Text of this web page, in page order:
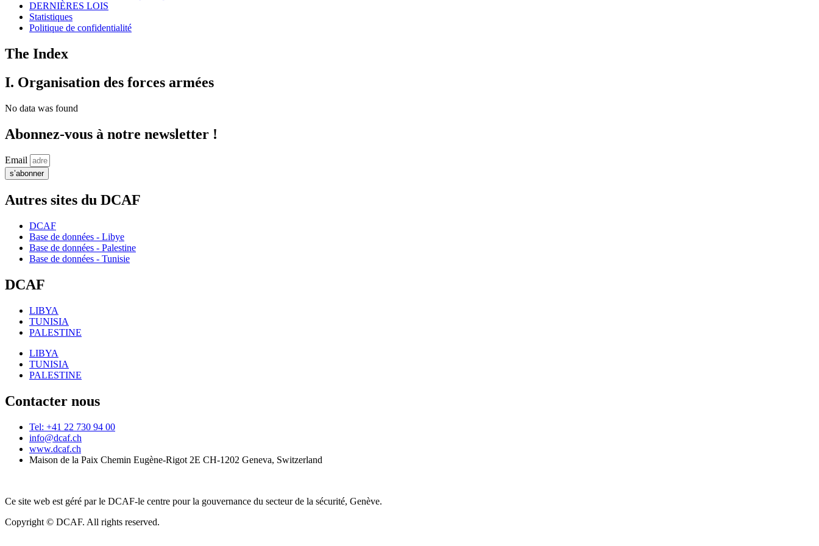
DERNIÈRES LOIS
Statistiques
Politique de confidentialité
The Index
I. Organisation des forces armées
No data was found
Abonnez-vous à notre newsletter !
Email
s’abonner
Autres sites du DCAF
DCAF
Base de données - Libye
Base de données - Palestine
Base de données - Tunisie
DCAF
LIBYA
TUNISIA
PALESTINE
LIBYA
TUNISIA
PALESTINE
Contacter nous
Tel: +41 22 730 94 00
info@dcaf.ch
www.dcaf.ch
Maison de la Paix Chemin Eugène-Rigot 2E CH-1202 Geneva, Switzerland
Ce site web est géré par le DCAF-le centre pour la gouvernance du secteur de la sécurité, Genève.
Copyright © DCAF. All rights reserved.